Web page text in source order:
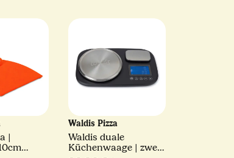
|
Waldis Pizza
Waldis duale
Küchenwaage | zwei